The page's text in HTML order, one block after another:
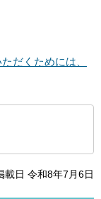
だくためには、
載日 令和8年7月6日